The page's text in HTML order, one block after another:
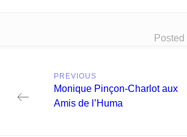
navigation
PREVIOUS
Previous
post:
Monique Pinçon-Charlot aux
Amis de l’Huma